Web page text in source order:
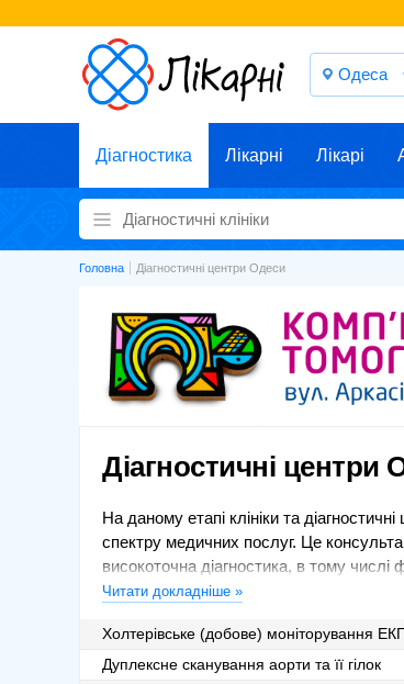
Одеса
Діагностика Лікарні Лікарі
Головна Діагностичні центри Одеси
Діагностичні центри
На даному етапі клініки та
спектру медичних послуг. Це
високоточна діагностика, в тому
Продумане розташування клінік в
дозволяє жителям і гостям міста
Створений для зручності клієнтів
Читати докладніше »
Холтерівське (добове) моніторування ЕКГ
Дуплексне сканування аорти та її гілок